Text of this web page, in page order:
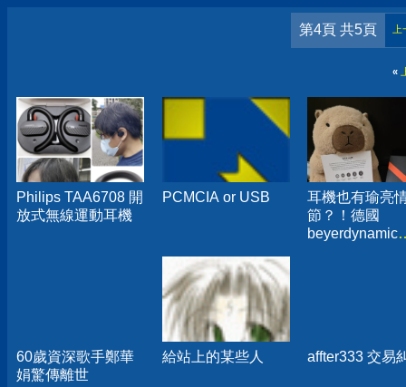
第4頁 共5頁
«
Philips TAA6708 開
放式無線運動耳機
PCMCIA or USB
耳機也有瑜亮
節？！德國
beyerdynamic
60歲資深歌手鄭華
娟驚傳離世
給站上的某些人 affter333 交易